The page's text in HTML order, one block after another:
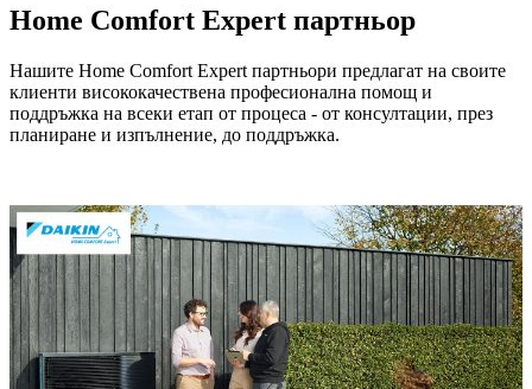
Home Comfort Expert партньор
Нашите Home Comfort Expert партньори предлагат на своите
клиенти висококачествена професионална помощ и
поддръжка на всеки етап от процеса - от консултации, през
планиране и изпълнение, до поддръжка.